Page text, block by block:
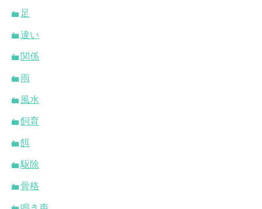
足
違い
関係
雨
風水
飼育
餌
駆除
骨格